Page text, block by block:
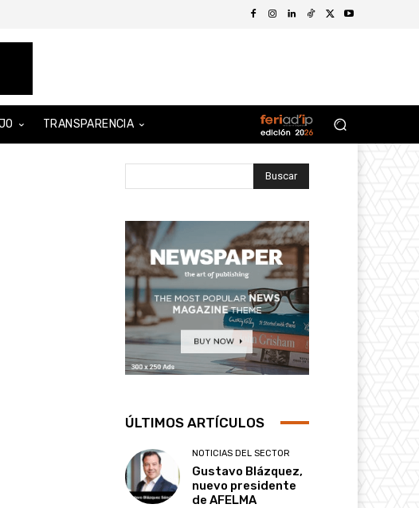
TRANSPARENCIA
Buscar
ÚLTIMOS ARTÍCULOS
NOTICIAS DEL SECTOR
Gustavo Blázquez,
nuevo presidente
de AFELMA